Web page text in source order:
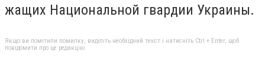
жащих Национальной гвардии Украины.
Якщо ви помітили помилку, виділіть необхідний текст і натисніть Ctrl + Enter, щоб
повідомити про це редакцію